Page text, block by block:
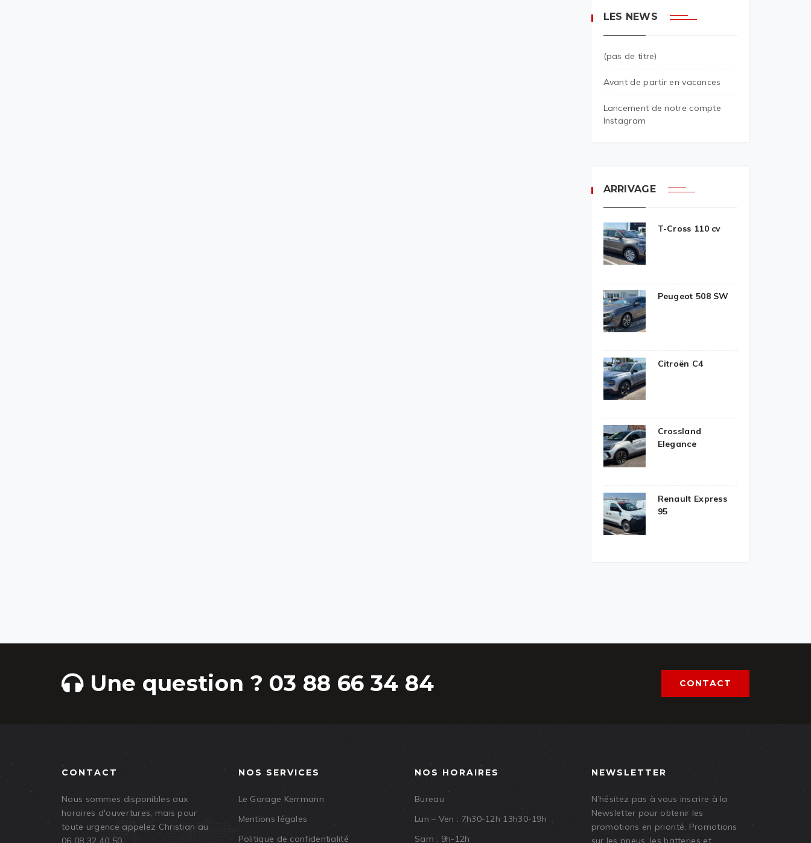
LES NEWS
(pas de titre)
Avant de partir en vacances
Lancement de notre compte
Instagram
ARRIVAGE
T-Cross 110 cv
Peugeot 508 SW
Citroën C4
Crossland
Elegance
Renault Express
95
Une question ? 03 88 66 34 84 CONTACT
CONTACT
Nous sommes disponibles aux
horaires d'ouvertures, mais pour
toute urgence appelez Christian au
06 08 32 40 50
NOS SERVICES
Le Garage Kerrmann
Mentions légales
Politique de confidentialité
NOS HORAIRES
Bureau
Lun – Ven : 7h30-12h 13h30-19h
Sam : 9h-12h
NEWSLETTER
N’hésitez pas à vous inscrire à la
Newsletter pour obtenir les
promotions en priorité. Promotions
sur les pneus, les batteries et